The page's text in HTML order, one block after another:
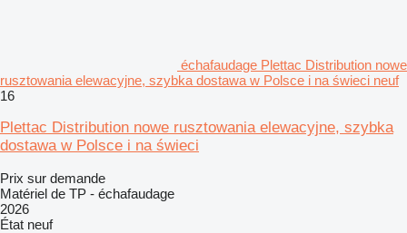
échafaudage Plettac Distribution nowe
rusztowania elewacyjne, szybka dostawa w Polsce i na świeci neuf
16
Plettac Distribution nowe rusztowania elewacyjne, szybka
dostawa w Polsce i na świeci
Prix sur demande
Matériel de TP - échafaudage
2026
État neuf